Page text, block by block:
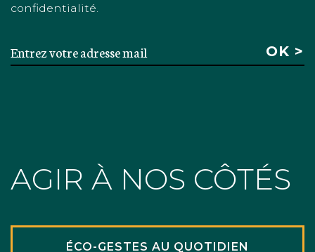
confidentialité.
AGIR À NOS CÔTÉS
ÉCO-GESTES AU QUOTIDIEN